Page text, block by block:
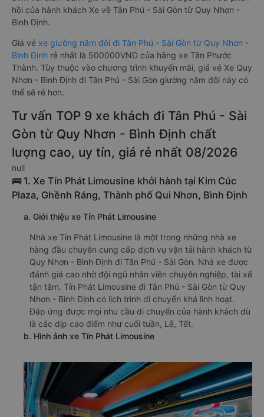
hồi của hành khách Xe về Tân Phú - Sài Gòn từ Quy Nhơn -
Bình Định.
Giá vé xe giường nằm đôi đi Tân Phú - Sài Gòn từ Quy Nhơn -
Bình Định rẻ nhất là 500000VND của hãng xe Tân Phước
Thành. Tùy thuộc vào chương trình khuyến mãi, giá vé Xe Quy
Nhơn - Bình Định đi Tân Phú - Sài Gòn giường nằm đôi này có
thể sẽ rẻ hơn.
Tư vấn TOP 9 xe khách đi Tân Phú - Sài
Gòn từ Quy Nhơn - Bình Định chất
lượng cao, uy tín, giá rẻ nhất 08/2026
null
🚌 1. Xe Tín Phát Limousine khởi hành tại Kim Cúc
Plaza, Ghềnh Ráng, Thành phố Qui Nhơn, Bình Định
a. Giới thiệu xe Tín Phát Limousine
Nhà xe Tín Phát Limousine là một trong những nhà xe
hàng đầu chuyên cung cấp dịch vụ vận tải hành khách từ
Quy Nhơn - Bình Định đi Tân Phú - Sài Gòn. Nhà xe được
đánh giá cao nhờ đội ngũ nhân viên chuyên nghiệp, tài xế
tận tâm. Tín Phát Limousine đi Tân Phú - Sài Gòn từ Quy
Nhơn - Bình Định có lịch trình di chuyển khá linh hoạt.
Đáp ứng được mọi nhu cầu di chuyển của hành khách dù
là các dịp cao điểm như cuối tuần, Lễ, Tết.
b. Hình ảnh xe Tín Phát Limousine